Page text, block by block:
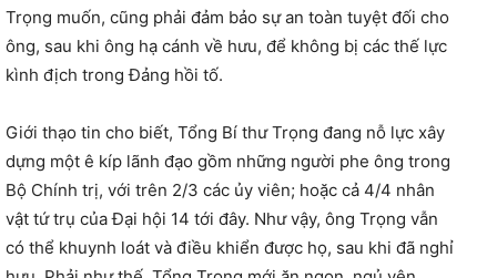
Trọng muốn, cũng phải đảm bảo sự an toàn tuyệt đối cho
ông, sau khi ông hạ cánh về hưu, để không bị các thế lực
kình địch trong Đảng hồi tố.
Giới thạo tin cho biết, Tổng Bí thư Trọng đang nỗ lực xây
dựng một ê kíp lãnh đạo gồm những người phe ông trong
Bộ Chính trị, với trên 2/3 các ủy viên; hoặc cả 4/4 nhân
vật tứ trụ của Đại hội 14 tới đây. Như vậy, ông Trọng vẫn
có thể khuynh loát và điều khiển được họ, sau khi đã nghỉ